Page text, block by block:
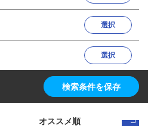
選択
選択
検索条件を保存